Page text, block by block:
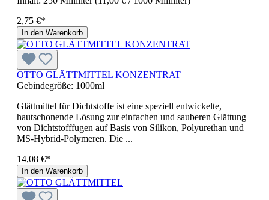
2,75 €*
In den Warenkorb
OTTO GLÄTTMITTEL KONZENTRAT
Gebindegröße: 1000ml
Glättmittel für Dichtstoffe ist eine speziell entwickelte,
hautschonende Lösung zur einfachen und sauberen Glättung
von Dichtstofffugen auf Basis von Silikon, Polyurethan und
MS-Hybrid-Polymeren. Die ...
14,08 €*
In den Warenkorb